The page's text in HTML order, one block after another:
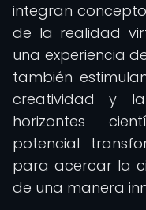
integran
de la realidad
una experiencia
también
creatividad y
horizontes
potencial
para acercar la
de una manera